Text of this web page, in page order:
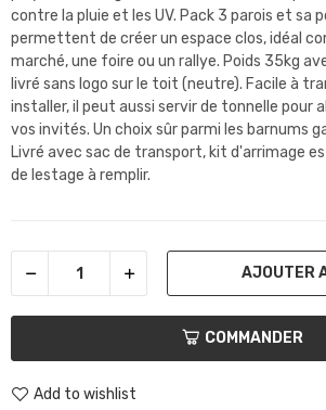
contre la pluie et les UV. Pack 3 parois et sa
permettent de créer un espace clos, idéal
marché, une foire ou un rallye. Poids 35kg
livré sans logo sur le toit (neutre). Facile à
installer, il peut aussi servir de tonnelle pour
vos invités. Un choix sûr parmi les barnums
Livré avec sac de transport, kit d'arrimage
de lestage à remplir.
AJOUTER
COMMANDER
Add to wishlist